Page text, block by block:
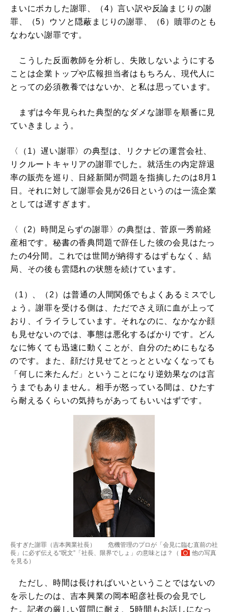
まいにボカした謝罪、（4）言い訳や反論まじりの謝
罪、（5）ウソと隠蔽まじりの謝罪、（6）贖罪のとも
なわない謝罪です。
こうした反面教師を分析し、失敗しないようにする
ことは企業トップや広報担当者はもちろん、現代人に
とっての必須教養ではないか、と私は思っています。
まずは今年見られた典型的なダメな謝罪を順番に見
ていきましょう。
〈（1）遅い謝罪〉の典型は、リクナビの運営会社、
リクルートキャリアの謝罪でした。就活生の内定辞退
率の販売を巡り、日経新聞が問題を指摘したのは8月1
日。それに対して謝罪会見が26日というのは一流企業
としては遅すぎます。
〈（2）時間足らずの謝罪〉の典型は、菅原一秀前経
産相です。秘書の香典問題で辞任した彼の会見はたっ
たの4分間。これでは世間が納得するはずもなく、結
局、その後も雲隠れの状態を続けています。
（1）、（2）は普通の人間関係でもよくあるミスでし
ょう。謝罪を受ける側は、ただでさえ頭に血が上って
おり、イライラしています。それなのに、なかなか顔
も見せないのでは、事態は悪化するばかりです。どん
なに怖くても迅速に動くことが、自分のためにもなる
のです。また、顔だけ見せてとっとといなくなっても
「何しに来たんだ」ということになり逆効果なのは言
うまでもありません。相手が怒っている間は、ひたす
ら耐えるくらいの気持ちがあってもいいはずです。
長すぎた謝罪（吉本興業社長） 危機管理のプロが「会見に臨む直前の社
長」に必ず伝える“呪文”「社長、限界でしょ」の意味とは？（
他の写真
を見る ）
ただし、時間は長ければいいということではないの
を示したのは、吉本興業の岡本昭彦社長の会見でし
た。記者の厳しい質問に耐え、5時間もお話しになっ